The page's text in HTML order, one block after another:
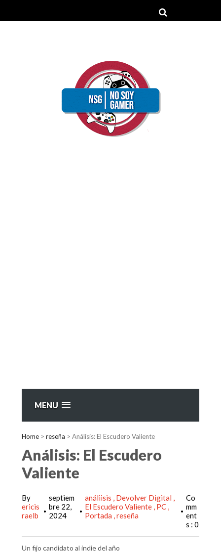
MENU
Home > reseña > Análisis: El Escudero Valiente
Análisis: El Escudero
Valiente
By
ericis
raelb
•
septiem
bre 22,
2024
•
análiisis
Devolver Digital
El Escudero Valiente PC
Portada reseña •
Co
mm
ent
s : 0
Un fijo candidato al indie del año